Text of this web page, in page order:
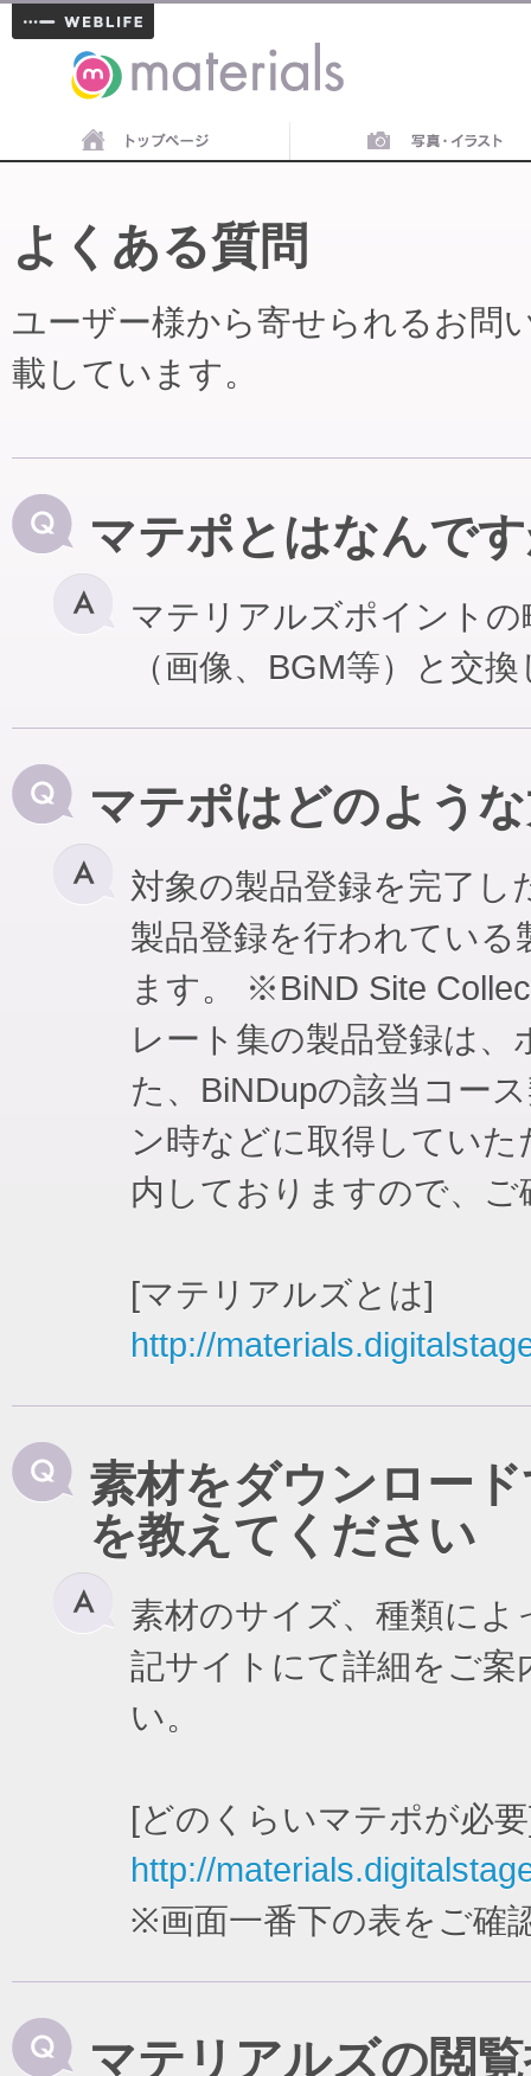
materials
よくある質問
ユーザー様から寄せられるお問
載しています。
マテポとはなんで
マテリアルズポイント
（画像、BGM等）と交
マテポはどのよう
対象の製品登録を完了
製品登録を行われてい
ます。 ※BiND Site
レート集の製品登録は
た、BiNDupの該当コー
ン時などに取得してい
内しておりますので、
[マテリアルズとは]
http://
素材をダウンロー
を教えてください
素材のサイズ、種類に
記サイトにて詳細をご
い。
[どのくらいマテポが必
http://
※画面一番下の表をご確
マテリアルズの閲